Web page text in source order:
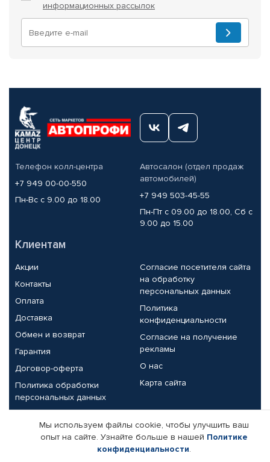
информационных рассылок
Телефон колл-центра
+7 949 00-00-550
Пн-Вс с 9.00 до 18.00
Автосалон (отдел продаж
автомобилей)
+7 949 503-45-55
Пн-Пт с 09.00 до 18.00, Сб с
9.00 до 15.00
Клиентам
Акции
Контакты
Оплата
Доставка
Обмен и возврат
Гарантия
Договор-оферта
Политика обработки
персональных данных
Согласие посетителя сайта
на обработку
персональных данных
Политика
конфиденциальности
Согласие на получение
рекламы
О нас
Карта сайта
Партнерам
Корпоративным клиентам
Реквизиты компании
Мы используем файлы cookie, чтобы улучшить ваш
опыт на сайте. Узнайте больше в нашей Политике
конфиденциальности.